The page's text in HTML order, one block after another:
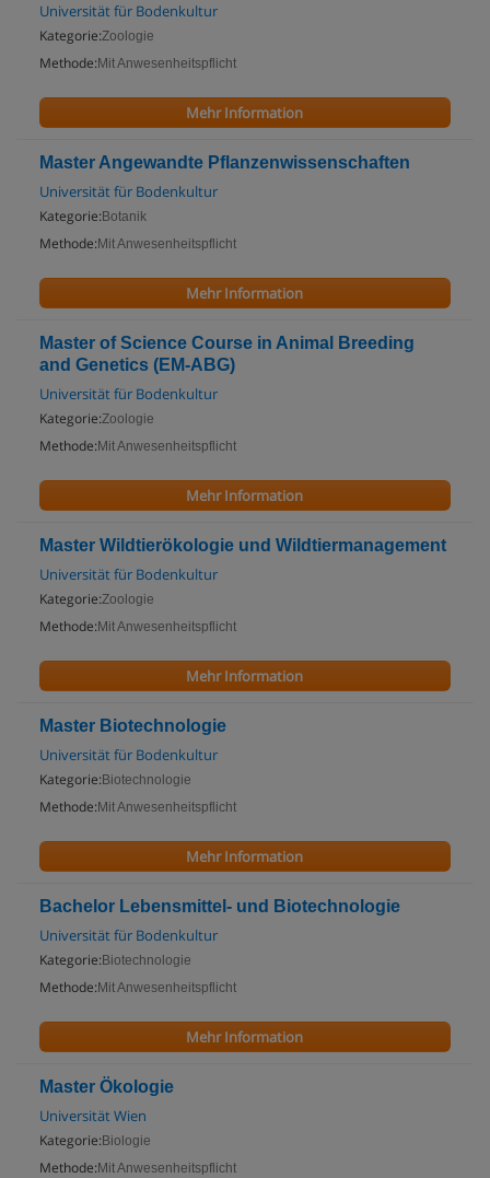
Universität für Bodenkultur
Kategorie:Zoologie
Methode: Mit Anwesenheitspflicht
Mehr Information
Master Angewandte Pflanzenwissenschaften
Universität für Bodenkultur
Kategorie: Botanik
Methode: Mit Anwesenheitspflicht
Mehr Information
Master of Science Course in Animal Breeding
and Genetics (EM-ABG)
Universität für Bodenkultur
Kategorie:Zoologie
Methode: Mit Anwesenheitspflicht
Mehr Information
Master Wildtierökologie und Wildtiermanagement
Universität für Bodenkultur
Kategorie:Zoologie
Methode: Mit Anwesenheitspflicht
Mehr Information
Master Biotechnologie
Universität für Bodenkultur
Kategorie: Biotechnologie
Methode: Mit Anwesenheitspflicht
Mehr Information
Bachelor Lebensmittel- und Biotechnologie
Universität für Bodenkultur
Kategorie: Biotechnologie
Methode: Mit Anwesenheitspflicht
Mehr Information
Master Ökologie
Universität Wien
Kategorie: Biologie
Methode: Mit Anwesenheitspflicht